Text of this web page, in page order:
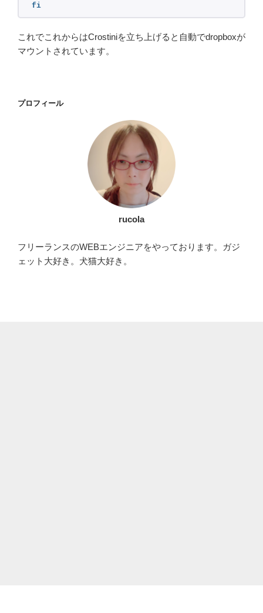
fi
これでこれからはCrostiniを立ち上げると自動でdropboxが
マウントされています。
プロフィール
rucola
フリーランスのWEBエンジニアをやっております。ガジ
ェット大好き。犬猫大好き。